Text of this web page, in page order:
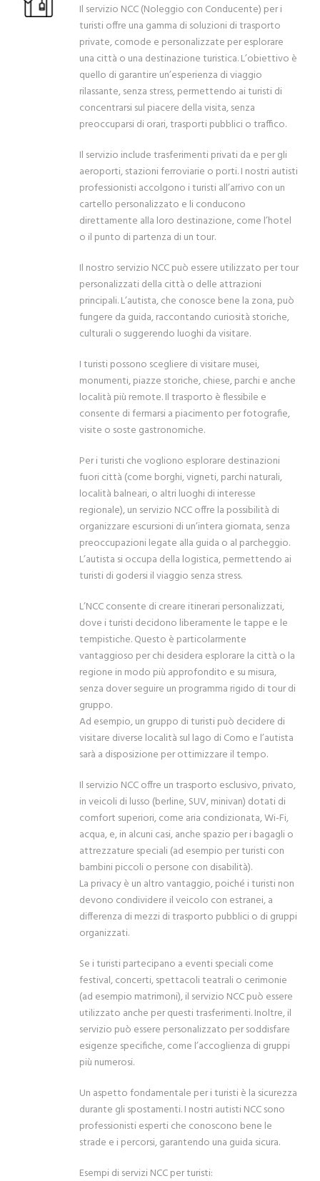
Il servizio NCC (Noleggio con Conducente) per i
turisti offre una gamma di soluzioni di trasporto
private, comode e personalizzate per esplorare
una città o una destinazione turistica. L’obiettivo è
quello di garantire un’esperienza di viaggio
rilassante, senza stress, permettendo ai turisti di
concentrarsi sul piacere della visita, senza
preoccuparsi di orari, trasporti pubblici o traffico.
Il servizio include trasferimenti privati da e per gli
aeroporti, stazioni ferroviarie o porti. I nostri autisti
professionisti accolgono i turisti all’arrivo con un
cartello personalizzato e li conducono
direttamente alla loro destinazione, come l’hotel
o il punto di partenza di un tour.
Il nostro servizio NCC può essere utilizzato per tour
personalizzati della città o delle attrazioni
principali. L’autista, che conosce bene la zona, può
fungere da guida, raccontando curiosità storiche,
culturali o suggerendo luoghi da visitare.
I turisti possono scegliere di visitare musei,
monumenti, piazze storiche, chiese, parchi e anche
località più remote. Il trasporto è flessibile e
consente di fermarsi a piacimento per fotografie,
visite o soste gastronomiche.
Per i turisti che vogliono esplorare destinazioni
fuori città (come borghi, vigneti, parchi naturali,
località balneari, o altri luoghi di interesse
regionale), un servizio NCC offre la possibilità di
organizzare escursioni di un’intera giornata, senza
preoccupazioni legate alla guida o al parcheggio.
L’autista si occupa della logistica, permettendo ai
turisti di godersi il viaggio senza stress.
L’NCC consente di creare itinerari personalizzati,
dove i turisti decidono liberamente le tappe e le
tempistiche. Questo è particolarmente
vantaggioso per chi desidera esplorare la città o la
regione in modo più approfondito e su misura,
senza dover seguire un programma rigido di tour di
gruppo.
Ad esempio, un gruppo di turisti può decidere di
visitare diverse località sul lago di Como e l’autista
sarà a disposizione per ottimizzare il tempo.
Il servizio NCC offre un trasporto esclusivo, privato,
in veicoli di lusso (berline, SUV, minivan) dotati di
comfort superiori, come aria condizionata, Wi-Fi,
acqua, e, in alcuni casi, anche spazio per i bagagli o
attrezzature speciali (ad esempio per turisti con
bambini piccoli o persone con disabilità).
La privacy è un altro vantaggio, poiché i turisti non
devono condividere il veicolo con estranei, a
differenza di mezzi di trasporto pubblici o di gruppi
organizzati.
Se i turisti partecipano a eventi speciali come
festival, concerti, spettacoli teatrali o cerimonie
(ad esempio matrimoni), il servizio NCC può essere
utilizzato anche per questi trasferimenti. Inoltre, il
servizio può essere personalizzato per soddisfare
esigenze specifiche, come l’accoglienza di gruppi
più numerosi.
Un aspetto fondamentale per i turisti è la sicurezza
durante gli spostamenti. I nostri autisti NCC sono
professionisti esperti che conoscono bene le
strade e i percorsi, garantendo una guida sicura.
Esempi di servizi NCC per turisti: